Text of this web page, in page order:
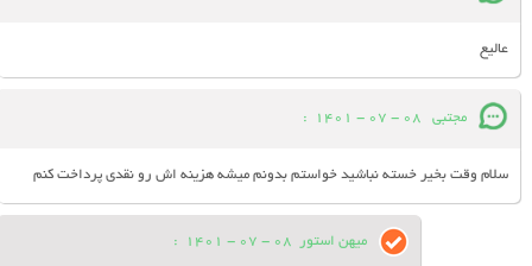
عالیع
مجتبی 08 - 07 - 1401
:
سلام وقت بخیر خسته نباشید خواستم بدونم میشه هزینه اش رو نقدی پرداخت کنم
میهن استور 08 - 07 - 1401
: